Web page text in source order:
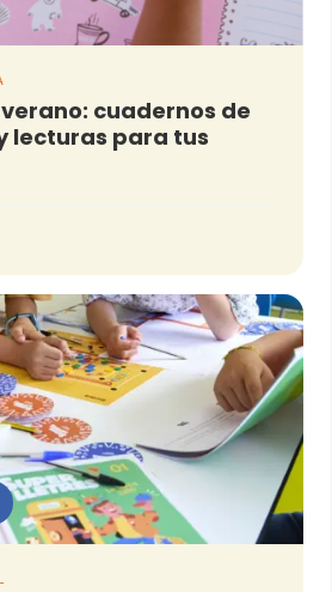
cuadernos de
lecturas para tus